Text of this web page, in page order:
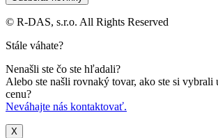
© R-DAS, s.r.o. All Rights Reserved
Stále váhate?
Nenašli ste čo ste hľadali?
Alebo ste našli rovnaký tovar, ako ste si vybrali
cenu?
Neváhajte nás kontaktovať.
X